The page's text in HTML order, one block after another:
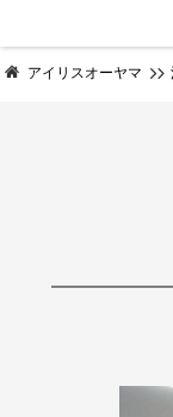
アイリスオーヤマ